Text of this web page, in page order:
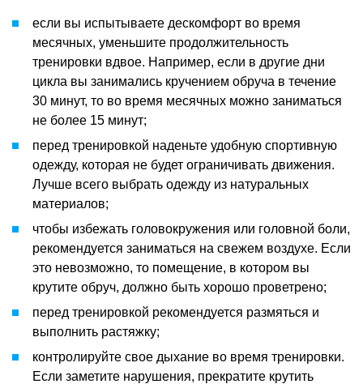
если вы испытываете дескомфорт во время
месячных, уменьшите продолжительность
тренировки вдвое. Например, если в другие дни
цикла вы занимались кручением обруча в течение
30 минут, то во время месячных можно заниматься
не более 15 минут;
перед тренировкой наденьте удобную спортивную
одежду, которая не будет ограничивать движения.
Лучше всего выбрать одежду из натуральных
материалов;
чтобы избежать головокружения или головной боли,
рекомендуется заниматься на свежем воздухе. Если
это невозможно, то помещение, в котором вы
крутите обруч, должно быть хорошо проветрено;
перед тренировкой рекомендуется размяться и
выполнить растяжку;
контролируйте свое дыхание во время тренировки.
Если заметите нарушения, прекратите крутить